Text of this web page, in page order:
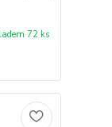
72 ks